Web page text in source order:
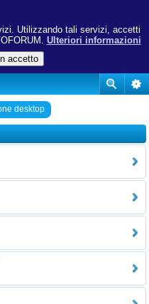
Utilizzando tali servizi, accetti
Ulteriori informazioni
desktop